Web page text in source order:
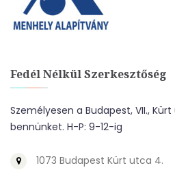
Fedél Nélkül Szerkesztőség
Személyesen a Budapest, VII.,
bennünket. H-P: 9-12-ig
1073 Budapest Kürt utca 4.